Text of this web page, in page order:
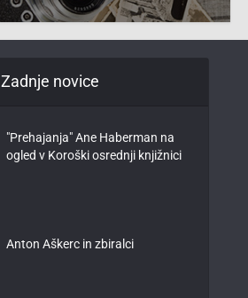
Zadnje novice
"Prehajanja" Ane Haberman na
ogled v Koroški osrednji knjižnici
Anton Aškerc in zbiralci